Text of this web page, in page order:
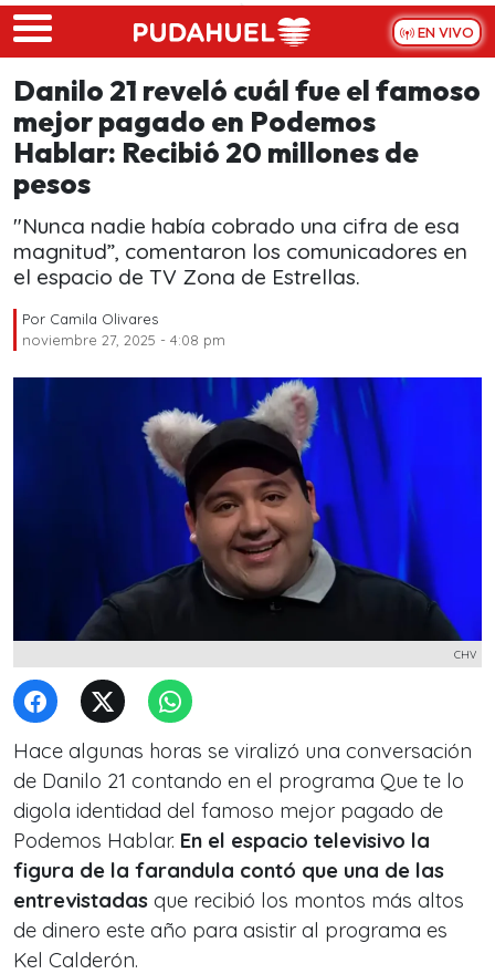
Skip to main content
EN VIVO
Danilo 21 reveló cuál fue el famoso
mejor pagado en Podemos
Hablar: Recibió 20 millones de
pesos
"Nunca nadie había cobrado una cifra de esa
magnitud”, comentaron los comunicadores en
el espacio de TV Zona de Estrellas.
Por Camila Olivares
noviembre 27, 2025 - 4:08 pm
CHV
Hace algunas horas se viralizó una conversación
de Danilo 21 contando en el programa Que te lo
digola identidad del famoso mejor pagado de
Podemos Hablar. En el espacio televisivo la
figura de la farandula contó que una de las
entrevistadas que recibió los montos más altos
de dinero este año para asistir al programa es
Kel Calderón.